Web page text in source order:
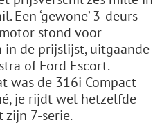
Een ‘gewone’ 3-deurs
stond voor
de prijslijst, uitgaande
of Ford Escort.
was de 316i Compact
je rijdt wel hetzelfde
zijn 7-serie.